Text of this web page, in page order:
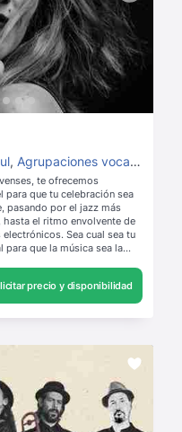
, Agrupaciones vocales
te ofrecemos
para que tu celebración sea
pasando por el jazz más
el ritmo envolvente de
Sea cual sea tu
que la música sea la
precio y disponibilidad